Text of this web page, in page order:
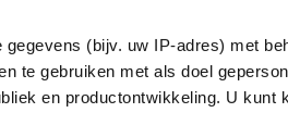
(bijv. uw IP-adres) met
te gebruiken met als doel
en productontwikkeling. U kunt